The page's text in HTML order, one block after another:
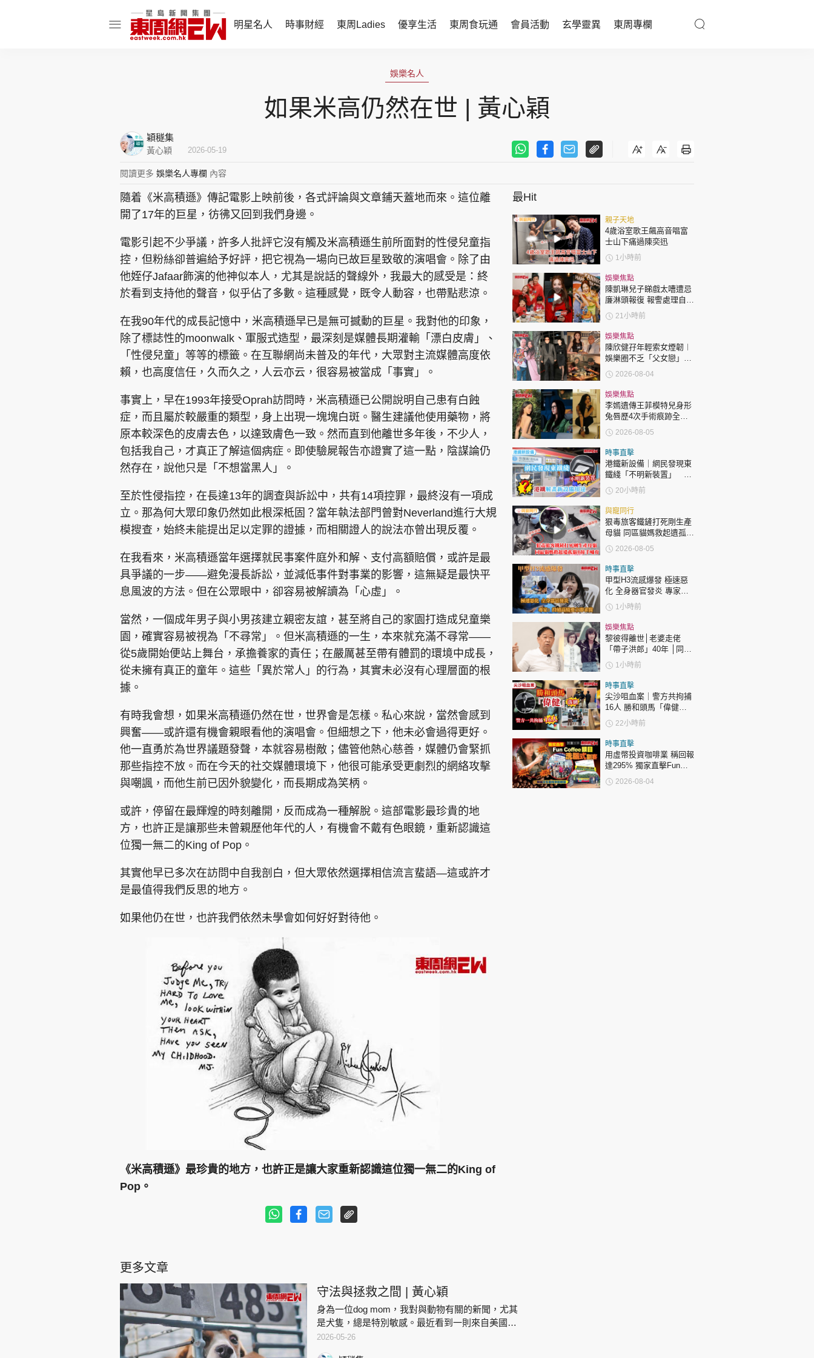
明星名人 時事財經 東周Ladies 優享生活 東周食玩通 會員活動 玄學靈異 東周專欄
東姑熱話
時事直擊
財經智庫
東周Ladies
談情說性
時尚生活
與寵同行
東周食玩通
飲食玩樂
會員活動 玄學靈異
智富天下 李居明
神機妙算 李丞責
緣來有理 麥玲玲
鬼靈精怪 威師兄
娛樂名人
文化藝術
時政財經
健康生活
飲食旅遊
集團旗下品牌
東周刊 cazbuyer 東Touch PCM 電腦廣場 星島頭條 星島日報 頭條日報 星島環球 The Standard 親子王
關於我們 聯絡我們 隱私政策聲明 使用條款 版權及免責聲明 Copyright © 東周網 版權所有 . 不得轉載 ©Eastweek.com.hk. All rights reserved.
娛樂名人
如果米高仍然在世 | 黃心穎
穎穟集
黃心穎 2026-05-19
閱讀更多 娛樂名人專欄 內容
隨着《米高積遜》傳記電影上映前後，各式評論與文章鋪天蓋地而來。這位離
開了17年的巨星，彷彿又回到我們身邊。
電影引起不少爭議，許多人批評它沒有觸及米高積遜生前所面對的性侵兒童指
控，但粉絲卻普遍給予好評，把它視為一場向已故巨星致敬的演唱會。除了由
他姪仔Jafaar飾演的他神似本人，尤其是說話的聲線外，我最大的感受是：終
於看到支持他的聲音，似乎佔了多數。這種感覺，既令人動容，也帶點悲涼。
在我90年代的成長記憶中，米高積遜早已是無可撼動的巨星。我對他的印象，
除了標誌性的moonwalk、軍服式造型，最深刻是媒體長期灌輸「漂白皮膚」、
「性侵兒童」等等的標籤。在互聯網尚未普及的年代，大眾對主流媒體高度依
賴，也高度信任，久而久之，人云亦云，很容易被當成「事實」。
事實上，早在1993年接受Oprah訪問時，米高積遜已公開說明自己患有白蝕
症，而且屬於較嚴重的類型，身上出現一塊塊白斑。醫生建議他使用藥物，將
原本較深色的皮膚去色，以達致膚色一致。然而直到他離世多年後，不少人，
包括我自己，才真正了解這個病症。即使驗屍報告亦證實了這一點，陰謀論仍
然存在，說他只是「不想當黑人」。
至於性侵指控，在長達13年的調查與訴訟中，共有14項控罪，最終沒有一項成
立。那為何大眾印象仍然如此根深柢固？當年執法部門曾對Neverland進行大規
模搜查，始終未能提出足以定罪的證據，而相關證人的說法亦曾出現反覆。
在我看來，米高積遜當年選擇就民事案件庭外和解、支付高額賠償，或許是最
具爭議的一步——避免漫長訴訟，並減低事件對事業的影響，這無疑是最快平
息風波的方法。但在公眾眼中，卻容易被解讀為「心虛」。
當然，一個成年男子與小男孩建立親密友誼，甚至將自己的家園打造成兒童樂
園，確實容易被視為「不尋常」。但米高積遜的一生，本來就充滿不尋常——
從5歲開始便站上舞台，承擔養家的責任；在嚴厲甚至帶有體罰的環境中成長，
從未擁有真正的童年。這些「異於常人」的行為，其實未必沒有心理層面的根
據。
有時我會想，如果米高積遜仍然在世，世界會是怎樣。私心來說，當然會感到
興奮——或許還有機會親眼看他的演唱會。但細想之下，他未必會過得更好。
他一直勇於為世界議題發聲，本就容易樹敵；儘管他熱心慈善，媒體仍會緊抓
那些指控不放。而在今天的社交媒體環境下，他很可能承受更劇烈的網絡攻擊
與嘲諷，而他生前已因外貌變化，而長期成為笑柄。
或許，停留在最輝煌的時刻離開，反而成為一種解脫。這部電影最珍貴的地
方，也許正是讓那些未曾親歷他年代的人，有機會不戴有色眼鏡，重新認識這
位獨一無二的King of Pop。
其實他早已多次在訪問中自我剖白，但大眾依然選擇相信流言蜚語—這或許才
是最值得我們反思的地方。
如果他仍在世，也許我們依然未學會如何好好對待他。
《米高積遜》最珍貴的地方，也許正是讓大家重新認識這位獨一無二的King of
Pop。
最Hit
親子天地
4歲浴室歌王飆高音唱富
士山下痛過陳奕迅
1小時前
娛樂焦點
陳凱琳兒子睇戲太嘈遭忌
廉淋頭報復 報警處理自責
護子不力 歐錦棠陳倩揚齊
表態「媽媽有責任」
21小時前
娛樂焦點
陳欣健孖年輕索女煙韌︱
娛樂圈不乏「父女戀」
「爺孫戀」 年齡差距最大
達51歲 最受矚目有李龍
基謝賢
2026-08-04
娛樂焦點
李嫣遺傳王菲模特兒身形
兔唇歷4次手術痕跡全消
變身美少女顏值升級
2026-08-05
時事直擊
港鐵新設備｜網民發現東
鐵綫「不明新裝置」 港
鐵解畫新設備用途
20小時前
與寵同行
狠毒旅客鐵鏟打死剛生產
母貓 同區貓媽救起遺孤貓
B接手哺育
2026-08-05
時事直擊
甲型H3流感爆發 極速惡
化 全身器官發炎 專家：
持續高燒要立即求醫
1小時前
娛樂焦點
黎彼得離世│老婆走佬
「帶子洪郎」40年 │同許
冠傑聯手合作《浪子心
聲》成經典 合作7年拆夥
1小時前
時事直擊
尖沙咀血案｜警方共拘捕
16人 勝和頭馬「偉健」
落網
22小時前
時事直擊
用虛幣投資咖啡業 稱回報
達295% 獨家直擊Fun
Coffee頭目洗腦式劏客
2026-08-04
更多文章
守法與拯救之間 | 黃心穎
身為一位dog mom，我對與動物有關的新聞，尤其
是犬隻，總是特別敏感。最近看到一則來自美國威
斯康辛州的消息—一批動物保護人士為了營救被困
2026-05-26